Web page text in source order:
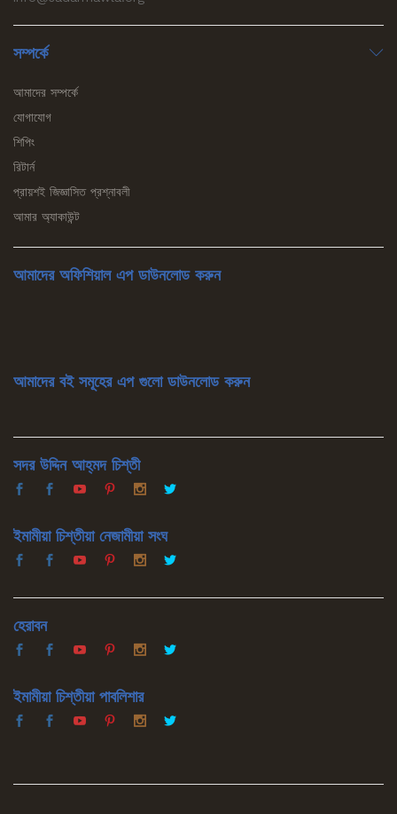
সম্পর্কে
আমাদের সম্পর্কে
যোগাযোগ
শিপিং
রিটার্ন
প্রায়শই জিজ্ঞাসিত প্রশ্নাবলী
আমার অ্যাকাউন্ট
আমাদের অফিশিয়াল এপ ডাউনলোড করুন
আমাদের বই সমূহের এপ গুলো ডাউনলোড করুন
সদর উদ্দিন আহ্‌মদ চিশ্‌তী
ইমামীয়া চিশ্‌তীয়া নেজামীয়া সংঘ
হেরাবন
ইমামীয়া চিশ্‌তীয়া পাবলিশার